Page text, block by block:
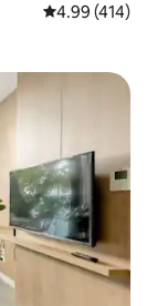
5 ರಲ್ಲಿ 4.99
4.99 (414)